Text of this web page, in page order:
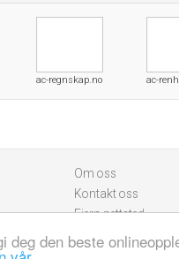
den beste
ac-regnskap.no ac-
Om oss
Kontakt oss
Fjern nettsted